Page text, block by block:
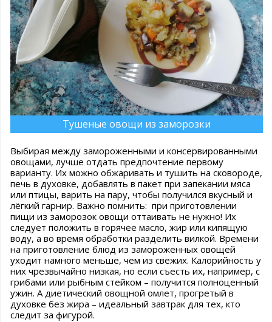
Тушеные овощи из заморозки
Выбирая между замороженными и консервированными
овощами, лучше отдать предпочтение первому
варианту. Их можно обжаривать и тушить на сковороде,
печь в духовке, добавлять в пакет при запекании мяса
или птицы, варить на пару, чтобы получился вкусный и
лёгкий гарнир. Важно помнить: при приготовлении
пищи из заморозок овощи оттаивать не нужно! Их
следует положить в горячее масло, жир или кипящую
воду, а во время обработки разделить вилкой. Времени
на приготовление блюд из замороженных овощей
уходит намного меньше, чем из свежих. Калорийность у
них чрезвычайно низкая, но если съесть их, например, с
грибами или рыбным стейком – получится полноценный
ужин. А диетический овощной омлет, прогретый в
духовке без жира – идеальный завтрак для тех, кто
следит за фигурой.